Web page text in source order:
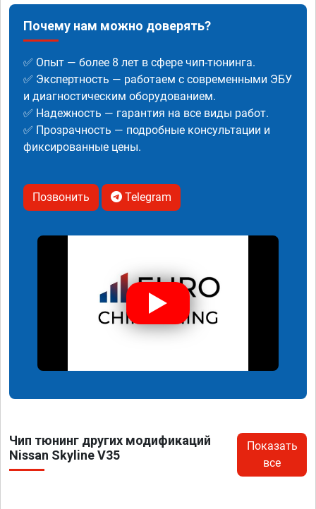
Почему нам можно доверять?
✅ Опыт — более 8 лет в сфере чип-тюнинга.
✅ Экспертность — работаем с современными ЭБУ
и диагностическим оборудованием.
✅ Надежность — гарантия на все виды работ.
✅ Прозрачность — подробные консультации и
фиксированные цены.
Позвонить Telegram
Чип тюнинг других модификаций
Nissan Skyline V35
Показать
все